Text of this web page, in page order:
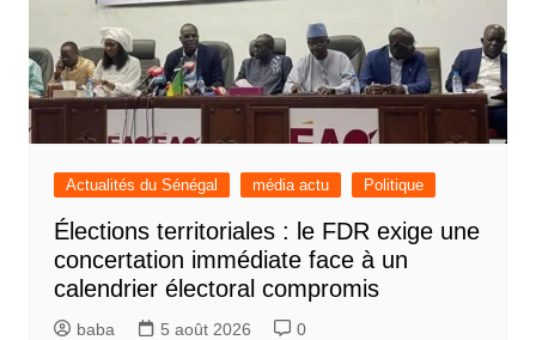
Actualités du Sénégal média actu Politique
Élections territoriales : le FDR exige une
concertation immédiate face à un
calendrier électoral compromis
baba 5 août 2026 0